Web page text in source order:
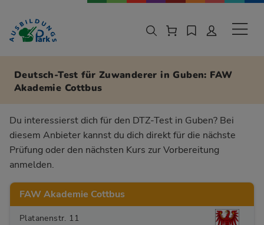
Zur Navigation springen
Zu den Hauptinhalten springen
Deutsch-Test für Zuwanderer in Guben: FAW
Akademie Cottbus
Du interessierst dich für den DTZ-Test in Guben? Bei
diesem Anbieter kannst du dich direkt für die nächste
Prüfung oder den nächsten Kurs zur Vorbereitung
anmelden.
FAW Akademie Cottbus
Platanenstr. 11